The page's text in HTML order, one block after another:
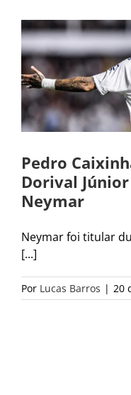
Pedro
Dorival
Neymar
Neymar foi titular
[...]
Por Lucas Barros | 20